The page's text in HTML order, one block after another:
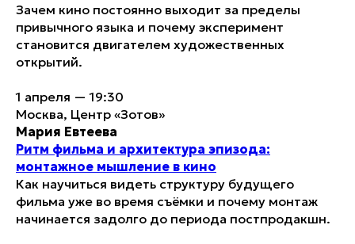
Зачем кино постоянно выходит за пределы
привычного языка и почему эксперимент
становится двигателем художественных
открытий.
1 апреля — 19:30
Москва, Центр «Зотов»
Мария Евтеева
Ритм фильма и архитектура эпизода:
монтажное мышление в кино
Как научиться видеть структуру будущего
фильма уже во время съёмки и почему монтаж
начинается задолго до периода постпродакшн.